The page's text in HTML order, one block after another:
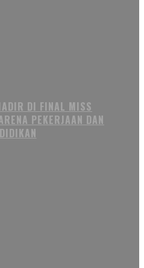
DI FINAL MISS
PEKERJAAN DAN